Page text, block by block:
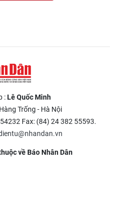
:Lê Quốc Minh
Trống - Hà Nội
Fax: (84) 24 382 55593.
về Báo Nhân Dân